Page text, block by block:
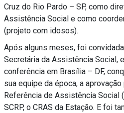
Cruz do Rio Pardo – SP, como
Assistência Social e como
(projeto com idosos).
Após alguns meses, foi
Secretária da Assistência Social,
conferência em Brasília – DF,
sua equipe da época, a
Referência de Assistência Social
SCRP, o CRAS da Estação. E foi